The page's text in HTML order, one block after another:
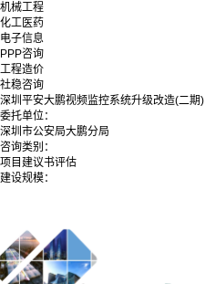
机械工程
化工医药
电子信息
PPP咨询
工程造价
社稳咨询
深圳平安大鹏视频监控系统升级改造(二期)
委托单位：
深圳市公安局大鹏分局
咨询类别：
项目建议书评估
建设规模：